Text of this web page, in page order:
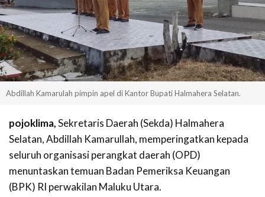
Abdillah Kamarulah pimpin apel di Kantor Bupati Halmahera Selatan.
pojoklima,Sekretaris Daerah (Sekda) Halmahera
Selatan, Abdillah Kamarullah, memperingatkan kepada
seluruh organisasi perangkat daerah (OPD)
menuntaskan temuan Badan Pemeriksa Keuangan
(BPK) RI perwakilan Maluku Utara.